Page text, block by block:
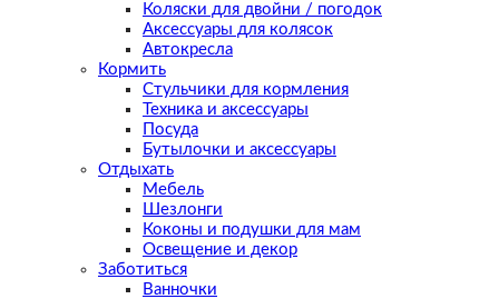
Коляски для двойни / погодок
Аксессуары для колясок
Автокресла
Кормить
Стульчики для кормления
Техника и аксессуары
Посуда
Бутылочки и аксессуары
Отдыхать
Мебель
Шезлонги
Коконы и подушки для мам
Освещение и декор
Заботиться
Ванночки